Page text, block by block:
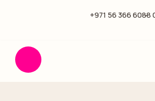
6088 366 56 971+